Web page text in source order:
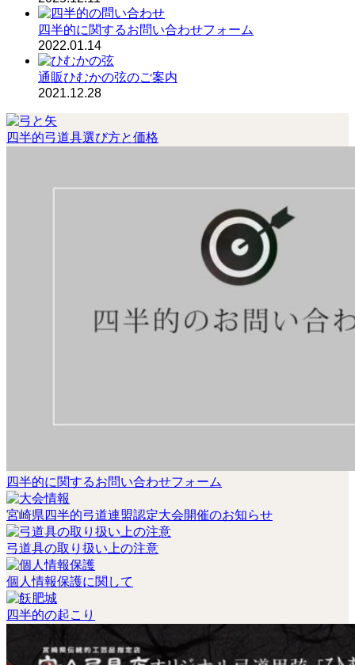
四半的に関するお問い合わせフォーム
2022.01.14
通販ひむかの弦のご案内
2021.12.28
四半的弓道具選び方と価格
四半的に関するお問い合わせフォーム
宮崎県四半的弓道連盟認定大会開催のお知らせ
弓道具の取り扱い上の注意
個人情報保護に関して
四半的の起こり